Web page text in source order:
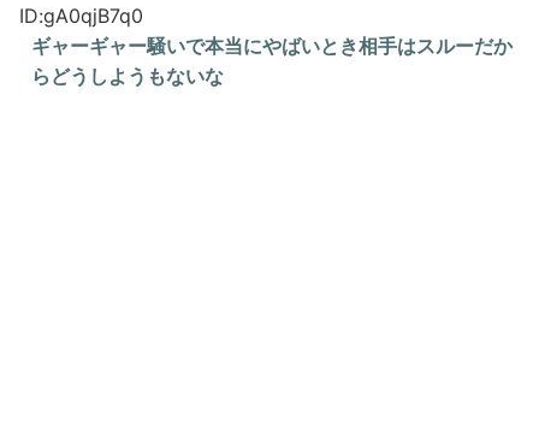
ID:gA0qjB7q0
ギャーギャー騒いで本当にやばいとき相手はスルーだか
らどうしようもないな